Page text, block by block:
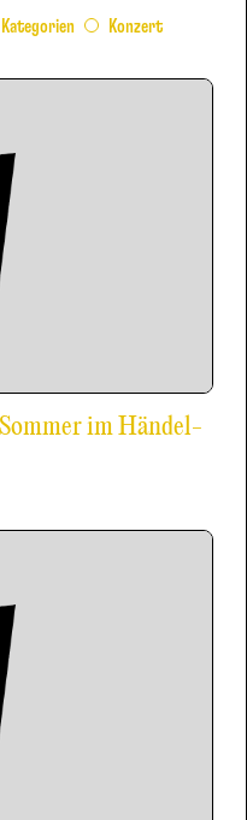
Kategorien Konzert
Sommer im Händel-